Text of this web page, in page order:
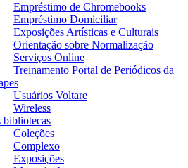
Empréstimo de Chromebooks
Empréstimo Domiciliar
Exposições Artísticas e Culturais
Orientação sobre Normalização
Serviços Online
Treinamento Portal de Periódicos da
Usuários Voltare
Wireless
bibliotecas
Coleções
Complexo
Exposições